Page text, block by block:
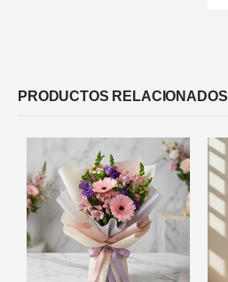
PRODUCTOS RELACIONADOS